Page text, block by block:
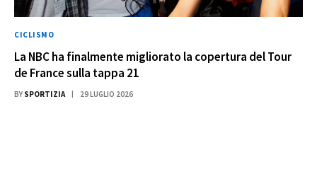
CICLISMO
La NBC ha finalmente migliorato la copertura del Tour
de France sulla tappa 21
BY SPORTIZIA 29 LUGLIO 2026